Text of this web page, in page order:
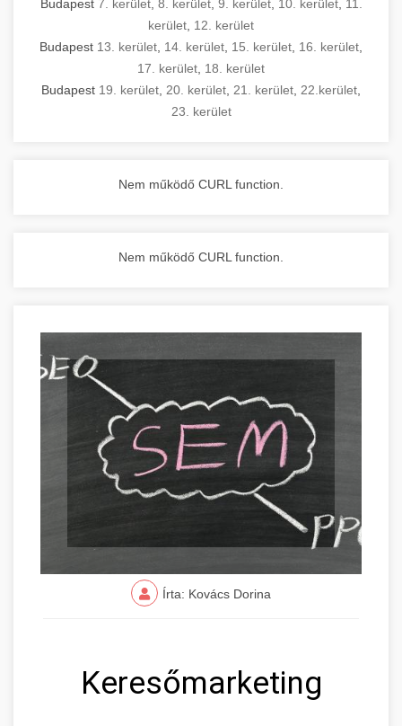
Budapest 7. kerület, 8. kerület, 9. kerület, 10. kerület, 11.
kerület 12. kerület
Budapest 13. kerület 14. kerület 15. kerület 16. kerület
17. kerület 18. kerület
Budapest 19. kerület 20. kerület 21. kerület 22.kerület
23. kerület
Nem működő CURL function.
Nem működő CURL function.
Írta: Kovács Dorina
Keresőmarketing